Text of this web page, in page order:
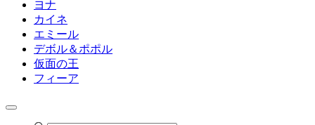
ヨナ
カイネ
エミール
デボル＆ポポル
仮面の王
フィーア